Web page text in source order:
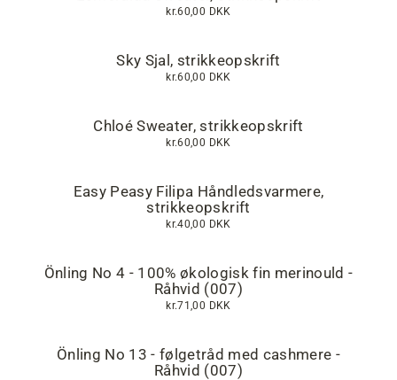
kr.60,00 DKK
Sky Sjal, strikkeopskrift
kr.60,00 DKK
Chloé Sweater, strikkeopskrift
kr.60,00 DKK
Easy Peasy Filipa Håndledsvarmere,
strikkeopskrift
kr.40,00 DKK
Önling No 4 - 100% økologisk fin merinould -
Råhvid (007)
kr.71,00 DKK
Önling No 13 - følgetråd med cashmere -
Råhvid (007)